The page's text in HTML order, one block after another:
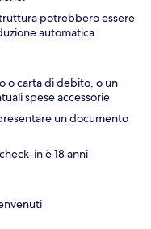
potrebbero essere
automatica.
o carta di debito, o un
spese accessorie
un documento
in è 18 anni